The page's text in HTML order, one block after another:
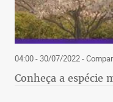
04:00 - 30/07/2022-
Conheça a espécie